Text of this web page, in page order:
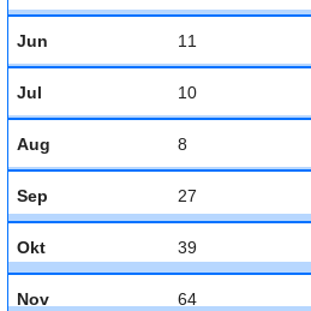
Jun 11
Jul 10
Aug 8
Sep 27
Okt 39
Nov 64